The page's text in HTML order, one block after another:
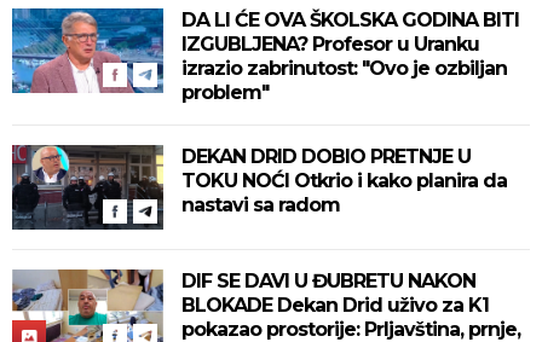
DA LI ĆE OVA ŠKOLSKA GODINA BITI
IZGUBLJENA? Profesor u Uranku
izrazio zabrinutost: "Ovo je ozbiljan
problem"
DEKAN DRID DOBIO PRETNJE U
TOKU NOĆI Otkrio i kako planira da
nastavi sa radom
DIF SE DAVI U ĐUBRETU NAKON
BLOKADE Dekan Drid uživo za K1
pokazao prostorije: Prljavština, prnje,